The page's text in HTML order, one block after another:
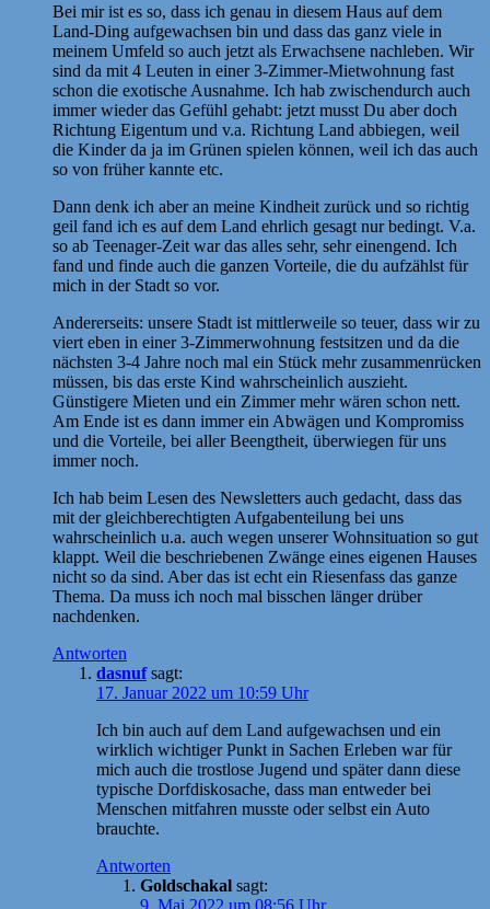
Bei mir ist es so, dass ich genau in diesem Haus auf dem
Land-Ding aufgewachsen bin und dass das ganz viele in
meinem Umfeld so auch jetzt als Erwachsene nachleben. Wir
sind da mit 4 Leuten in einer 3-Zimmer-Mietwohnung fast
schon die exotische Ausnahme. Ich hab zwischendurch auch
immer wieder das Gefühl gehabt: jetzt musst Du aber doch
Richtung Eigentum und v.a. Richtung Land abbiegen, weil
die Kinder da ja im Grünen spielen können, weil ich das auch
so von früher kannte etc.
Dann denk ich aber an meine Kindheit zurück und so richtig
geil fand ich es auf dem Land ehrlich gesagt nur bedingt. V.a.
so ab Teenager-Zeit war das alles sehr, sehr einengend. Ich
fand und finde auch die ganzen Vorteile, die du aufzählst für
mich in der Stadt so vor.
Andererseits: unsere Stadt ist mittlerweile so teuer, dass wir zu
viert eben in einer 3-Zimmerwohnung festsitzen und da die
nächsten 3-4 Jahre noch mal ein Stück mehr zusammenrücken
müssen, bis das erste Kind wahrscheinlich auszieht.
Günstigere Mieten und ein Zimmer mehr wären schon nett.
Am Ende ist es dann immer ein Abwägen und Kompromiss
und die Vorteile, bei aller Beengtheit, überwiegen für uns
immer noch.
Ich hab beim Lesen des Newsletters auch gedacht, dass das
mit der gleichberechtigten Aufgabenteilung bei uns
wahrscheinlich u.a. auch wegen unserer Wohnsituation so gut
klappt. Weil die beschriebenen Zwänge eines eigenen Hauses
nicht so da sind. Aber das ist echt ein Riesenfass das ganze
Thema. Da muss ich noch mal bisschen länger drüber
nachdenken.
Antworten
dasnuf sagt:
17. Januar 2022 um 10:59 Uhr
Ich bin auch auf dem Land aufgewachsen und ein
wirklich wichtiger Punkt in Sachen Erleben war für
mich auch die trostlose Jugend und später dann diese
typische Dorfdiskosache, dass man entweder bei
Menschen mitfahren musste oder selbst ein Auto
brauchte.
Antworten
Goldschakal sagt:
9. Mai 2022 um 08:56 Uhr